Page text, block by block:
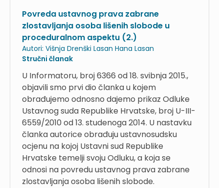
Povreda ustavnog prava zabrane
zlostavljanja osoba lišenih slobode u
proceduralnom aspektu (2.)
Autori: Višnja Drenški Lasan Hana Lasan
Stručni članak
U Informatoru, broj 6366 od 18. svibnja 2015.,
objavili smo prvi dio članka u kojem
obrađujemo odnosno dajemo prikaz Odluke
Ustavnog suda Republike Hrvatske, broj U-III-
6559/2010 od 13. studenoga 2014. U nastavku
članka autorice obrađuju ustavnosudsku
ocjenu na kojoj Ustavni sud Republike
Hrvatske temelji svoju Odluku, a koja se
odnosi na povredu ustavnog prava zabrane
zlostavljanja osoba lišenih slobode.